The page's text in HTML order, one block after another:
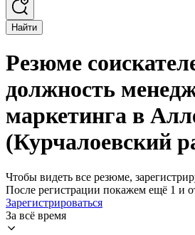
Найти
Резюме
должность
маркетинга в
(Курчалоевский
Чтобы видеть все резюме,
После регистрации покажем ещё 1 и
Зарегистрироваться
За всё время